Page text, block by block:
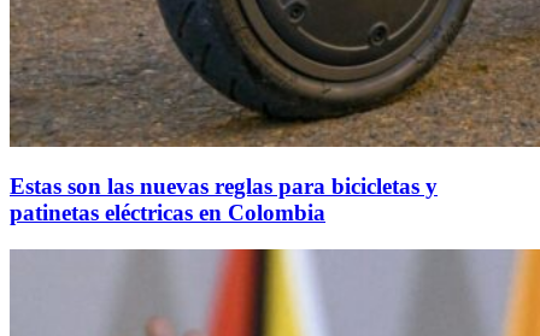
Estas son las nuevas reglas para bicicletas y
patinetas eléctricas en Colombia